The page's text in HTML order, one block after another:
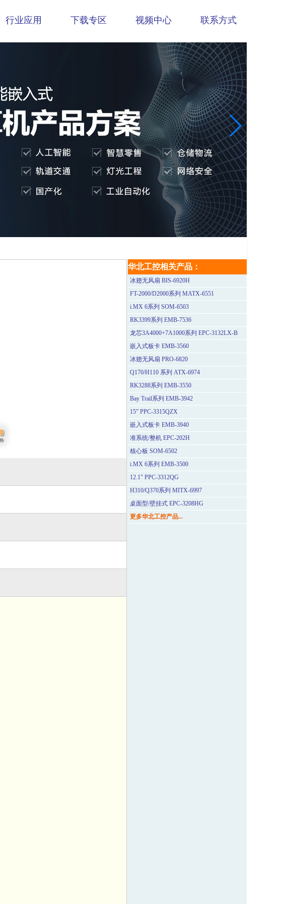
行业应用 下载专区 视频中心 联系方式
华北工控相关产品：
冰翅无风扇 BIS-6920H
FT-2000/D2000系列 MATX-6551
i.MX 6系列 SOM-6503
RK3399系列 EMB-7536
龙芯3A4000+7A1000系列 EPC-3132LX-B
嵌入式板卡 EMB-3560
冰翅无风扇 PRO-6820
Q170/H110 系列 ATX-6974
RK3288系列 EMB-3550
Bay Trail系列 EMB-3942
15” PPC-3315QZX
嵌入式板卡 EMB-3940
准系统/整机 EPC-202H
核心板 SOM-6502
i.MX 6系列 EMB-3500
12.1" PPC-3312QG
H310/Q370系列 MITX-6997
桌面型/壁挂式 EPC-3208HG
更多华北工控产品...